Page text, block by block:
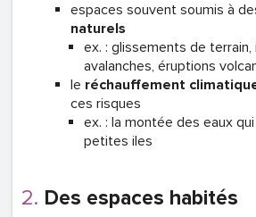
espaces souvent soumis à
naturels
ex. : glissements de terrain,
avalanches, éruptions
le réchauffement
ces risques
ex. : la montée des eaux
petites iles
Des espaces habités